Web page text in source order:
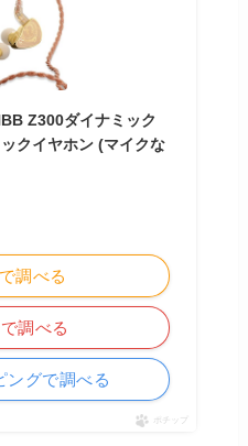
Z300ダイナミック
クイヤホン (マイクな
調べる
調べる
ングで調べる
ポチップ